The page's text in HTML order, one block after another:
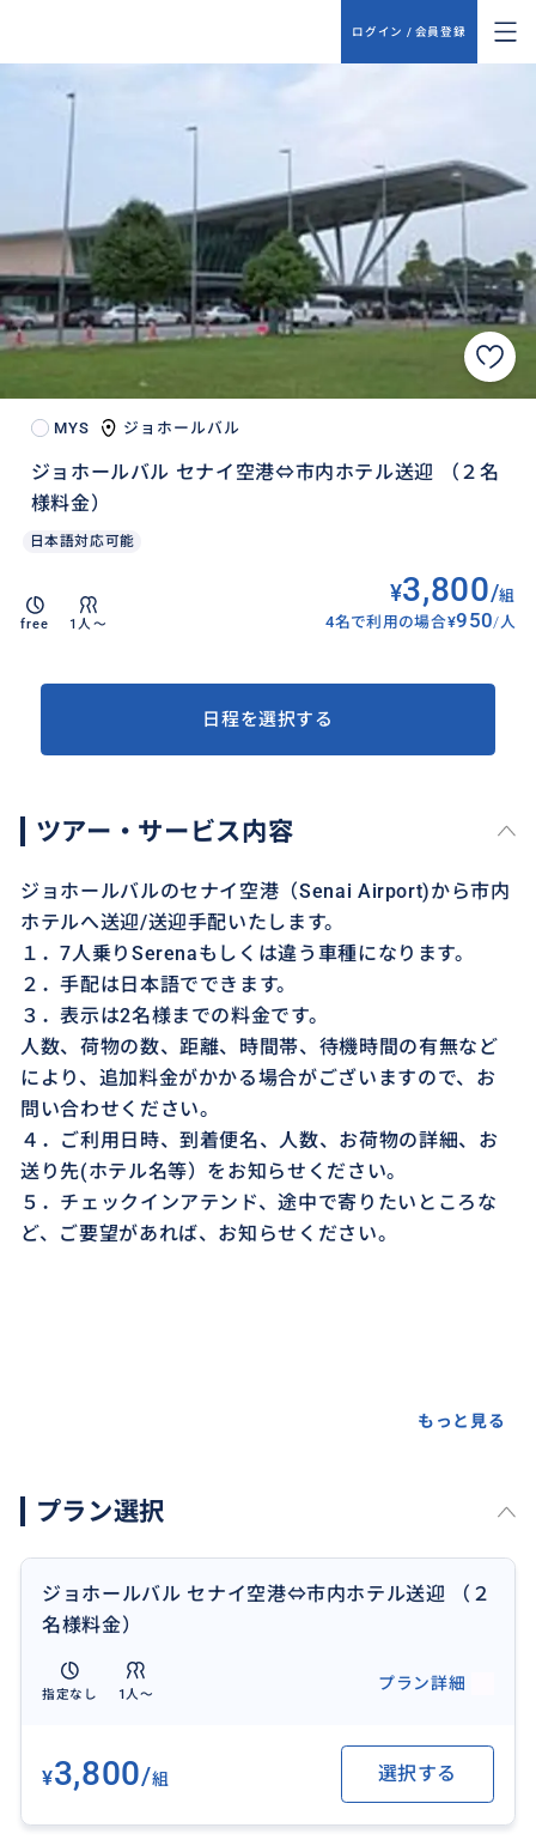
ログイン / 会員登録
MYS ジョホールバル
ジョホールバル セナイ空港⇔市内ホテル送迎 （２名
様料金）
日本語対応可能
free 1人〜
¥3,800/組
4名で利用の場合¥950/人
日程を選択する
ツアー・サービス内容
ジョホールバルのセナイ空港（Senai Airport)から市内
ホテルへ送迎/送迎手配いたします。
１．7人乗りSerenaもしくは違う車種になります。
２．手配は日本語でできます。
３．表示は2名様までの料金です。
人数、荷物の数、距離、時間帯、待機時間の有無など
により、追加料金がかかる場合がございますので、お
問い合わせください。
４．ご利用日時、到着便名、人数、お荷物の詳細、お
送り先(ホテル名等）をお知らせください。
５．チェックインアテンド、途中で寄りたいところな
ど、ご要望があれば、お知らせください。
もっと見る
プラン選択
ジョホールバル セナイ空港⇔市内ホテル送迎 （２
名様料金）
指定なし 1人〜
プラン詳細
¥3,800/組 選択する